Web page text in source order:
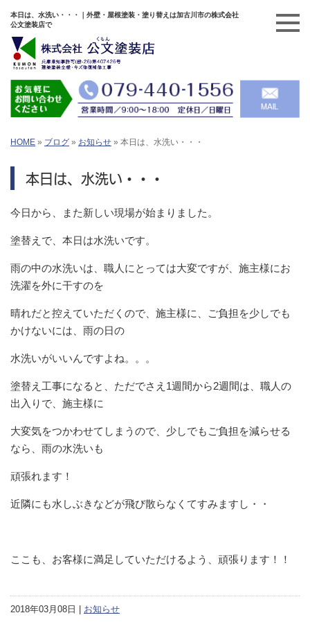
本日は、水洗い・・・｜外壁・屋根塗装・塗り替えは加古川市の株式会社
公文塗装店で
HOME » ブログ » お知らせ » 本日は、水洗い・・・
本日は、水洗い・・・
今日から、また新しい現場が始まりました。
塗替えで、本日は水洗いです。
雨の中の水洗いは、職人にとっては大変ですが、施主様にお
洗濯を外に干すのを
晴れだと控えていただくので、施主様に、ご負担を少しでも
かけないには、雨の日の
水洗いがいいんですよね。。。
塗替え工事になると、ただでさえ1週間から2週間は、職人の
出入りで、施主様に
大変気をつかわせてしまうので、少しでもご負担を減らせる
なら、雨の水洗いも
頑張れます！
近隣にも水しぶきなどが飛び散らなくてすみますし・・
ここも、お客様に満足していただけるよう、頑張ります！！
2018年03月08日 | お知らせ